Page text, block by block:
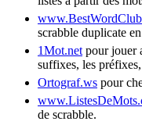
scrabble duplicate
1Mot.net pour jouer
suffixes, les
Ortograf.ws pour
de scrabble.